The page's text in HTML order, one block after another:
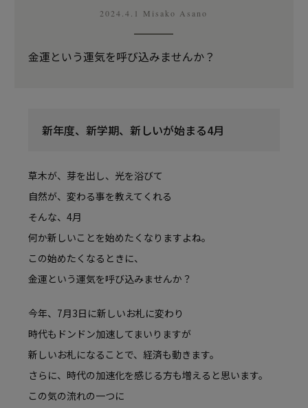
2024.4.1 Misako Asano
金運という運気を呼び込みませんか？
新年度、新学期、新しいが始まる4月
草木が、芽を出し、光を浴びて
自然が、変わる事を教えてくれる
そんな、4月
何か新しいことを始めたくなりますよね。
この始めたくなるときに、
金運という運気を呼び込みませんか？
今年、7月3日に新しいお札に変わり
時代もドンドン加速してまいりますが
新しいお札になることで、経済も動きます。
さらに、時代の加速化を感じる方も増えると思います。
この気の流れの一つに